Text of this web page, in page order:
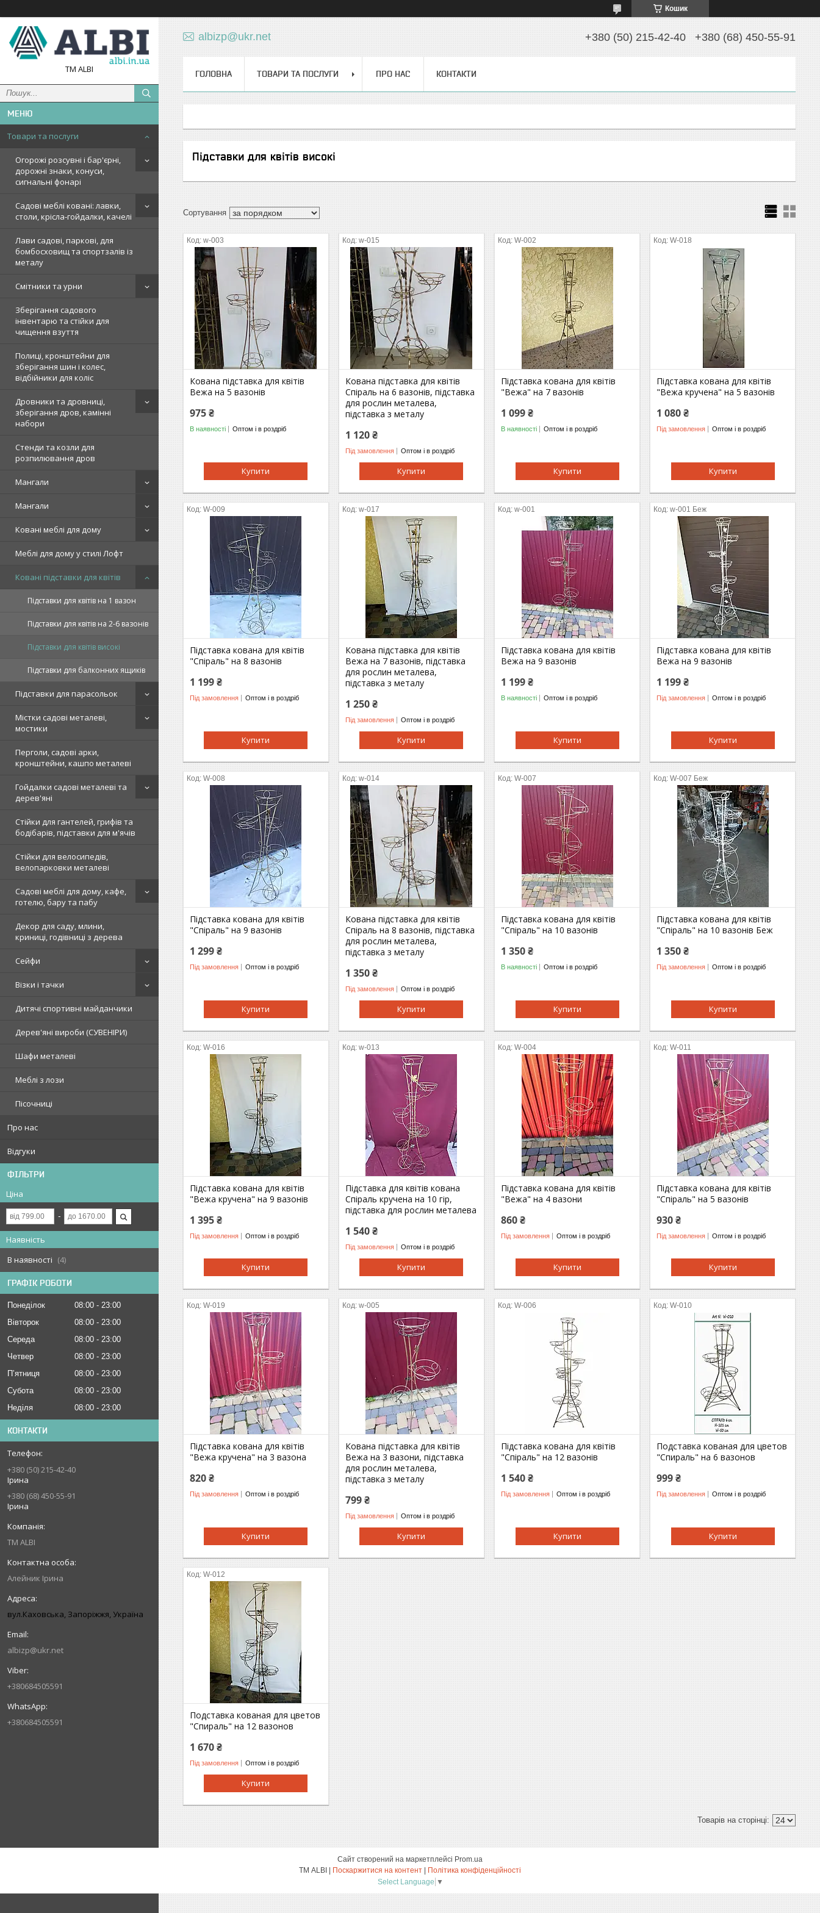
Кошик
TM ALBI
Товари та послуги
Огорожі розсувні і бар'єрні,
дорожні знаки, конуси,
сигнальні фонарі
Садові меблі ковані: лавки,
столи, крісла-гойдалки, качелі
Лави садові, паркові, для
бомбосховищ та спортзалів із
металу
Смітники та урни
Зберігання садового
інвентарю та стійки для
чищення взуття
Полиці, кронштейни для
зберігання шин і колес,
відбійники для коліс
Дровники та дровниці,
зберігання дров, камінні
набори
Стенди та козли для
розпилювання дров
Мангали
Мангали
Ковані меблі для дому
Меблі для дому у стилі Лофт
Ковані підставки для квітів
Підставки для квітів на 1 вазон
Підставки для квітів на 2-6 вазонів
Підставки для квітів високі
Підставки для балконних ящиків
Підставки для парасольок
Містки садові металеві,
мостики
Перголи, садові арки,
кронштейни, кашпо металеві
Гойдалки садові металеві та
дерев'яні
Стійки для гантелей, грифів та
бодібарів, підставки для м'ячів
Стійки для велосипедів,
велопарковки металеві
Садові меблі для дому, кафе,
готелю, бару та пабу
Декор для саду, млини,
криниці, годівниці з дерева
Сейфи
Візки і тачки
Дитячі спортивні майданчики
Дерев'яні вироби (СУВЕНІРИ)
Шафи металеві
Меблі з лози
Пісочниці
Про нас
Відгуки
ФІЛЬТРИ
Ціна
Наявність
В наявності
4
ГРАФІК РОБОТИ
Понеділок 08:00
23:00
Вівторок
08:00
23:00
Середа
08:00
23:00
Четвер
08:00
23:00
Пʼятниця
08:00
23:00
Субота
08:00
23:00
Неділя
08:00 23:00
КОНТАКТИ
+380 (50) 215-42-40
Ірина
+380 (68) 450-55-91
Ірина
ТМ ALBI
Алейник Ірина
вул.Каховська, Запоріжжя, Україна
albizp@ukr.net
+380684505591
+380684505591
albizp@ukr.net +380 (50) 215-42-40 +380 (68) 450-55-91
ГОЛОВНА ТОВАРИ ТА ПОСЛУГИ ПРО НАС КОНТАКТИ
Підставки для квітів високі
w-003
Кована підставка для квітів
Вежа на 5 вазонів
975 ₴
В наявності Оптом і в роздріб
Купити
w-015
Кована підставка для квітів
Спіраль на 6 вазонів, підставка
для рослин металева,
підставка з металу
1 120 ₴
Під замовлення Оптом і в роздріб
Купити
W-002
Підставка кована для квітів
"Вежа" на 7 вазонів
1 099 ₴
В наявності Оптом і в роздріб
Купити
W-018
Підставка кована для квітів
"Вежа кручена" на 5 вазонів
1 080 ₴
Під замовлення Оптом і в роздріб
Купити
W-009
Підставка кована для квітів
"Спіраль" на 8 вазонів
1 199 ₴
Під замовлення Оптом і в роздріб
Купити
w-017
Кована підставка для квітів
Вежа на 7 вазонів, підставка
для рослин металева,
підставка з металу
1 250 ₴
Під замовлення Оптом і в роздріб
Купити
w-001
Підставка кована для квітів
Вежа на 9 вазонів
1 199 ₴
В наявності Оптом і в роздріб
Купити
w-001 Беж
Підставка кована для квітів
Вежа на 9 вазонів
1 199 ₴
Під замовлення Оптом і в роздріб
Купити
W-008
Підставка кована для квітів
"Спіраль" на 9 вазонів
1 299 ₴
Під замовлення Оптом і в роздріб
Купити
w-014
Кована підставка для квітів
Спіраль на 8 вазонів, підставка
для рослин металева,
підставка з металу
1 350 ₴
Під замовлення Оптом і в роздріб
Купити
W-007
Підставка кована для квітів
"Спіраль" на 10 вазонів
1 350 ₴
В наявності Оптом і в роздріб
Купити
W-007 Беж
Підставка кована для квітів
"Спіраль" на 10 вазонів Беж
1 350 ₴
Під замовлення Оптом і в роздріб
Купити
W-016
Підставка кована для квітів
"Вежа кручена" на 9 вазонів
1 395 ₴
Під замовлення Оптом і в роздріб
Купити
w-013
Підставка для квітів кована
Спіраль кручена на 10 гір,
підставка для рослин металева
1 540 ₴
Під замовлення Оптом і в роздріб
Купити
W-004
Підставка кована для квітів
"Вежа" на 4 вазони
860 ₴
Під замовлення Оптом і в роздріб
Купити
W-011
Підставка кована для квітів
"Спіраль" на 5 вазонів
930 ₴
Під замовлення Оптом і в роздріб
Купити
W-019
Підставка кована для квітів
"Вежа кручена" на 3 вазона
820 ₴
Під замовлення Оптом і в роздріб
Купити
w-005
Кована підставка для квітів
Вежа на 3 вазони, підставка
для рослин металева,
підставка з металу
799 ₴
Під замовлення Оптом і в роздріб
Купити
W-006
Підставка кована для квітів
"Спіраль" на 12 вазонів
1 540 ₴
Під замовлення Оптом і в роздріб
Купити
W-010
Подставка кованая для цветов
"Спираль" на 6 вазонов
999 ₴
Під замовлення Оптом і в роздріб
Купити
W-012
Подставка кованая для цветов
"Спираль" на 12 вазонов
1 670 ₴
Під замовлення Оптом і в роздріб
Купити
Сайт створений на маркетплейсі Prom.ua
Поскаржитися на контент
Політика конфіденційності
Select Language ▼